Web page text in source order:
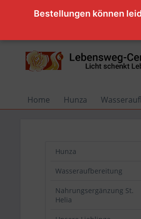
Bestellungen können
Home Hunza
Hunza
Wasseraufbereitung
Nahrungsergänzung St.
Helia